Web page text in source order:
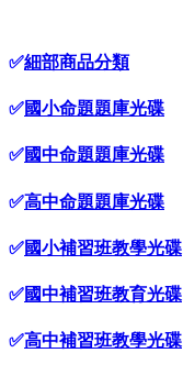
✅細部商品分類
✅國小命題題庫光碟
✅國中命題題庫光碟
✅高中命題題庫光碟
✅國小補習班教學光碟
✅國中補習班教育光碟
✅高中補習班教學光碟